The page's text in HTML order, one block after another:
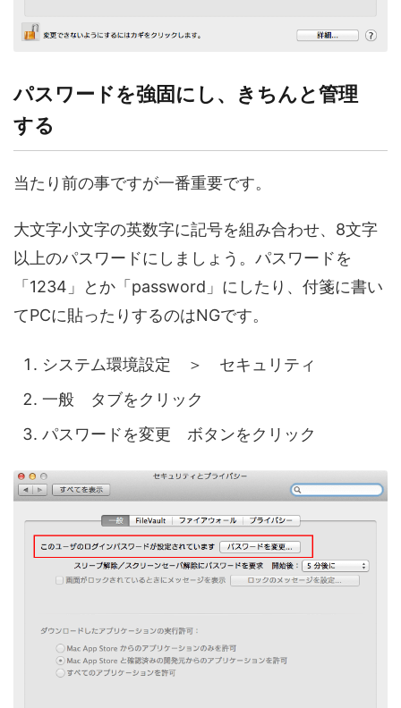
パスワードを強固にし、きちんと管理
する
当たり前の事ですが一番重要です。
大文字小文字の英数字に記号を組み合わせ、8文字
以上のパスワードにしましょう。パスワードを
「1234」とか「password」にしたり、付箋に書い
てPCに貼ったりするのはNGです。
システム環境設定 ＞ セキュリティ
一般 タブをクリック
パスワードを変更 ボタンをクリック